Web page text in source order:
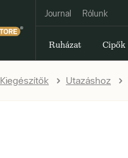
Journal Rólunk
Ruházat Cipők
Kiegészítők Utazáshoz